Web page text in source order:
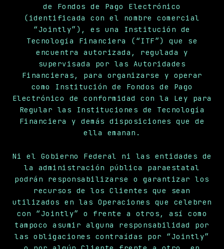
de Fondos de Pago Electrónico
(identificada con el nombre comercial
“Jointly”), es una Institución de
Tecnología Financiera (“ITF”) que se
encuentra autorizada, regulada y
supervisada por las Autoridades
Financieras, para organizarse y operar
como Institución de Fondos de Pago
Electrónico de conformidad con la Ley para
Regular las Instituciones de Tecnología
Financiera y demás disposiciones que de
ella emanan.
Ni el Gobierno Federal ni las entidades de
la administración pública paraestatal
podrán responsabilizarse o garantizar los
recursos de los Clientes que sean
utilizados en las Operaciones que celebren
con “Jointly” o frente a otros, así como
tampoco asumir alguna responsabilidad por
las obligaciones contraídas por “Jointly”